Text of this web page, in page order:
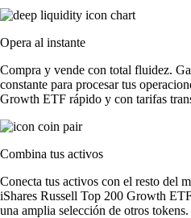
Opera al instante
Compra y vende con total fluidez.
constante para procesar tus
Growth ETF rápido y con tarifas
Combina tus activos
Conecta tus activos con el resto del
iShares Russell Top 200 Growth
una amplia selección de otros tokens.